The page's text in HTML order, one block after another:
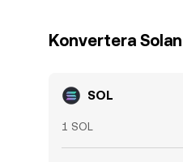
Konvertera
SOL
1 SOL